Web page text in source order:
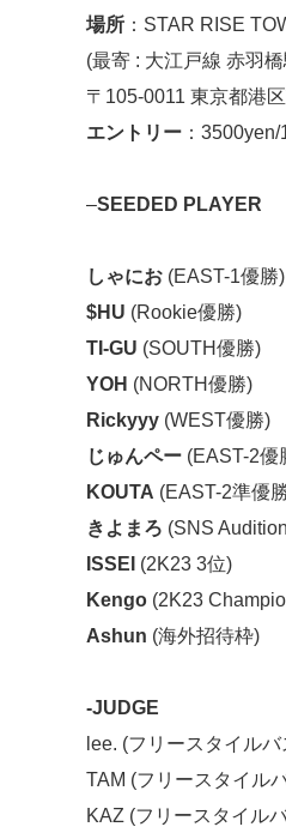
場所 ：STAR RISE
(最寄 : 大江戸線 赤羽
〒105-0011 東京都港
エントリー ：
–SEEDED PLAYER
しゃにお (EAST-1優勝)
$HU (Rookie優勝)
TI-GU (SOUTH優勝)
YOH (NORTH優勝)
Rickyyy (WEST優勝)
じゅんペー (EAST-2優
KOUTA (EAST-2準優
きよまろ (SNS
ISSEI (2K23 3位)
Kengo (2K23
Ashun (海外招待枠)
-JUDGE
lee. (フリースタイル
TAM (フリースタイル
KAZ (フリースタイル